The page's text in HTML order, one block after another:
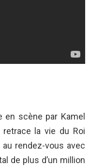
en scène par Kamel
la vie du Roi
rendez-vous avec
de plus d’un million